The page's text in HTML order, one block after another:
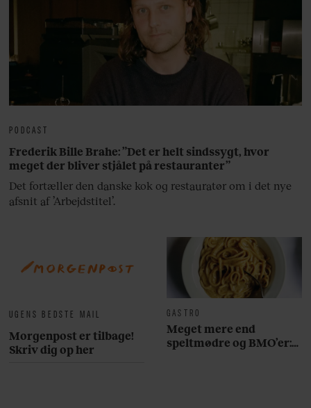
UGENS BEDSTE MAIL
Morgenpost er tilbage!
Skriv dig op her
GASTRO
Meget mere end
speltmødre og BMO’er:
PODCAST
Frederik Bille Brahe: ”Det er helt sindssygt, hvor
meget der bliver stjålet på restauranter”
Det fortæller den danske kok og restauratør om i det nye
afsnit af ’Arbejdstitel’.